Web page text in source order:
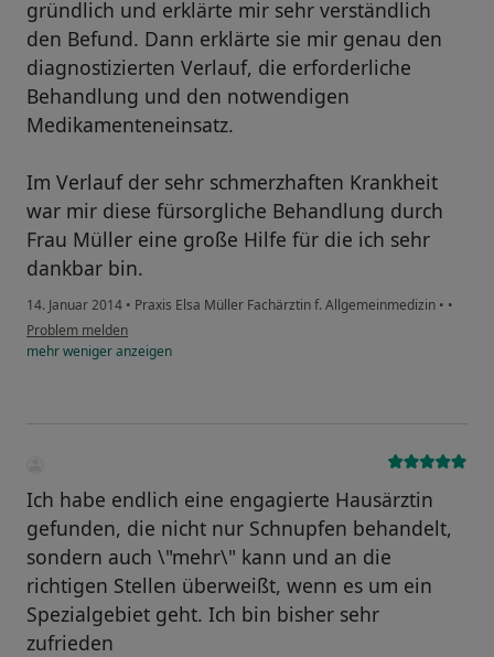
gründlich und erklärte mir sehr verständlich
den Befund. Dann erklärte sie mir genau den
diagnostizierten Verlauf, die erforderliche
Behandlung und den notwendigen
Medikamenteneinsatz.
Im Verlauf der sehr schmerzhaften Krankheit
war mir diese fürsorgliche Behandlung durch
Frau Müller eine große Hilfe für die ich sehr
dankbar bin.
14. Januar 2014 • Praxis Elsa Müller Fachärztin f. Allgemeinmedizin • •
Problem melden
mehrwenigeranzeigen
Ich habe endlich eine engagierte Hausärztin
gefunden, die nicht nur Schnupfen behandelt,
sondern auch \"mehr\" kann und an die
richtigen Stellen überweißt, wenn es um ein
Spezialgebiet geht. Ich bin bisher sehr
zufrieden